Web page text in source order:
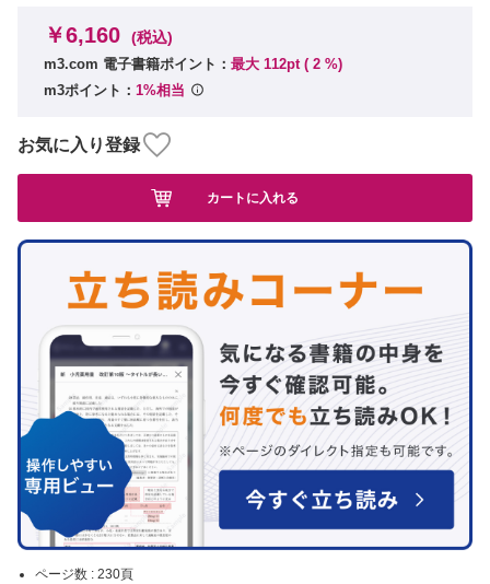
ページ数 : 230頁
￥6,160 (税込)
m3.com 電子書籍ポイント： 最大 112pt ( 2 %)
m3ポイント： 1%相当
お気に入り登録
カートに入れる